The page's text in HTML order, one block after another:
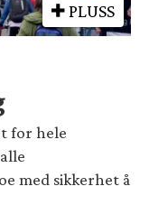
PLUSS
for hele
med sikkerhet å